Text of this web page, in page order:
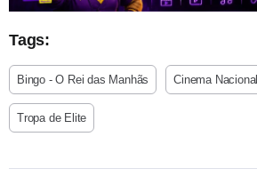
Tags:
Bingo - O Rei das Manhãs Cinema Nacional
Tropa de Elite